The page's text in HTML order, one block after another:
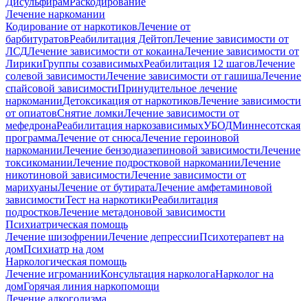
Лечение наркомании
Кодирование от наркотиковЛечение от
барбитуратовРеабилитация ДейтопЛечение зависимости от
ЛСДЛечение зависимости от кокаинаЛечение зависимости от
ЛирикиГруппы созависимыхРеабилитация 12 шаговЛечение
солевой зависимостиЛечение зависимости от гашишаЛечение
спайсовой зависимостиПринудительное лечение
наркоманииДетоксикация от наркотиковЛечение зависимости
от опиатовСнятие ломкиЛечение зависимости от
мефедронаРеабилитация наркозависимыхУБОДМиннесотская
программаЛечение от снюсаЛечение героиновой
наркоманииЛечение бензодиазепиновой зависимостиЛечение
токсикоманииЛечение подростковой наркоманииЛечение
никотиновой зависимостиЛечение зависимости от
марихуаныЛечение от бутиратаЛечение амфетаминовой
зависимостиТест на наркотикиРеабилитация
подростковЛечение метадоновой зависимости
Психиатрическая помощь
Лечение шизофренииЛечение депрессииПсихотерапевт на
домПсихиатр на дом
Наркологическая помощь
Лечение игроманииКонсультация наркологаНарколог на
домГорячая линия наркопомощи
Лечение алкоголизма